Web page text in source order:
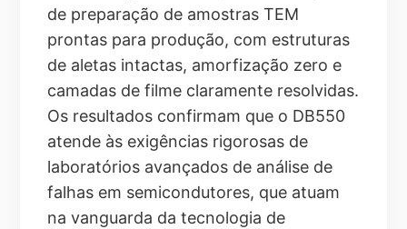
de preparação de amostras TEM
prontas para produção, com estruturas
de aletas intactas, amorfização zero e
camadas de filme claramente resolvidas.
Os resultados confirmam que o DB550
atende às exigências rigorosas de
laboratórios avançados de análise de
falhas em semicondutores, que atuam
na vanguarda da tecnologia de